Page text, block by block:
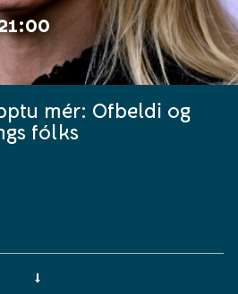
mér: Ofbeldi og
fólks